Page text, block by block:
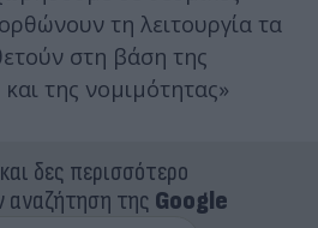
τη λειτουργία τα
στη βάση της
της νομιμότητας»
δες περισσότερο
αναζήτηση της Google